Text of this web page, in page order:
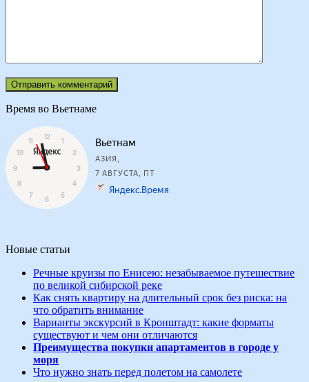
Время во Вьетнаме
Новые статьи
Речные круизы по Енисею: незабываемое путешествие
по великой сибирской реке
Как снять квартиру на длительный срок без риска: на
что обратить внимание
Варианты экскурсий в Кронштадт: какие форматы
существуют и чем они отличаются
Преимущества покупки апартаментов в городе у
моря
Что нужно знать перед полетом на самолете